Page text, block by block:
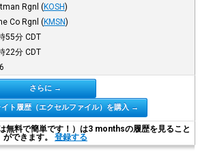
Rgnl (KOSH)
Co Rgnl (KMSN)
55分 CDT
22分 CDT
さらに →
ト履歴（エクセルファイル）を購入 →
無料で簡単です！）は3 monthsの履歴を見ること
ができます。 登録する